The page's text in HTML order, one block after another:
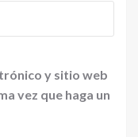
y sitio web
vez que haga un